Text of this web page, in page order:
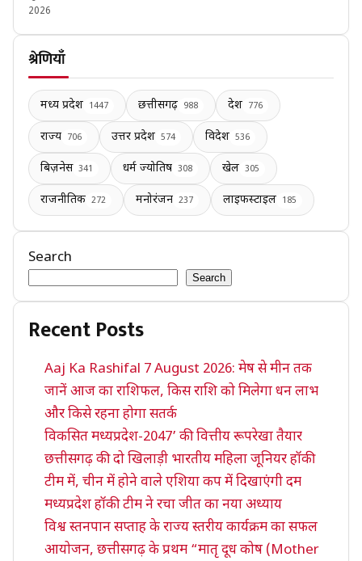
2026
श्रेणियाँ
मध्य प्रदेश 1447 छत्तीसगढ़ 988 देश 776
राज्य 706 उत्तर प्रदेश 574 विदेश 536
बिज़नेस 341 धर्म ज्योतिष 308 खेल 305
राजनीतिक 272 मनोरंजन 237 लाइफस्टाइल 185
Search
Search
Recent Posts
Aaj Ka Rashifal 7 August 2026: मेष से मीन तक
जानें आज का राशिफल, किस राशि को मिलेगा धन लाभ
और किसे रहना होगा सतर्क
विकसित मध्यप्रदेश-2047’ की वित्तीय रूपरेखा तैयार
छत्तीसगढ़ की दो खिलाड़ी भारतीय महिला जूनियर हॉकी
टीम में, चीन में होने वाले एशिया कप में दिखाएंगी दम
मध्यप्रदेश हॉकी टीम ने रचा जीत का नया अध्याय
विश्व स्तनपान सप्ताह के राज्य स्तरीय कार्यक्रम का सफल
आयोजन, छत्तीसगढ़ के प्रथम “मातृ दूध कोष (Mother